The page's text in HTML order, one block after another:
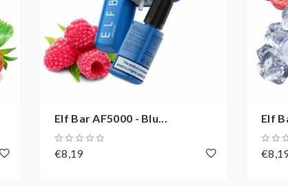
Elf Bar AF5000 - Blu...
€8,19
Elf